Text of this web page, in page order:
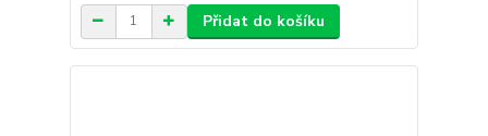
Přidat do košíku